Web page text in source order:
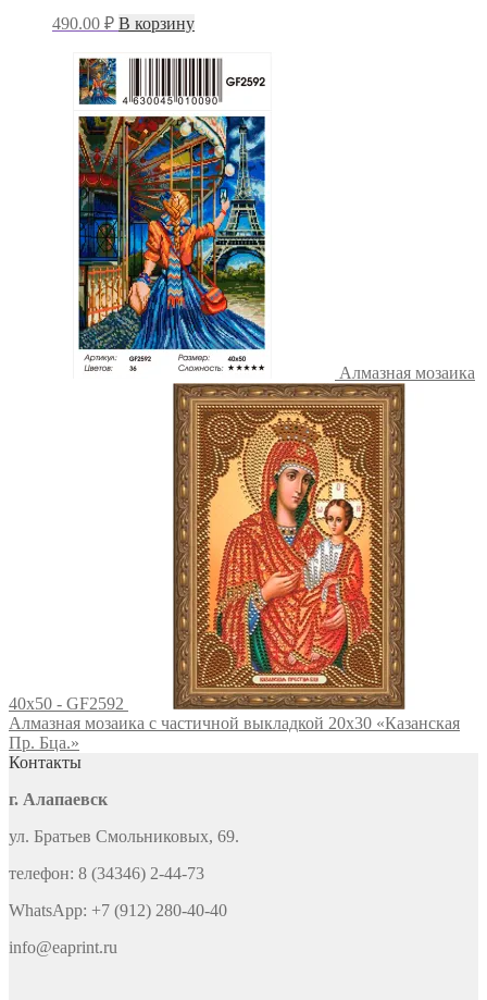
490.00 ₽ В корзину
Алмазная мозаика
40x50 - GF2592
Алмазная мозаика с частичной выкладкой 20х30 «Казанская
Пр. Бца.»
Контакты
г. Алапаевск
ул. Братьев Смольниковых, 69.
телефон: 8 (34346) 2-44-73
WhatsApp: +7 (912) 280-40-40
info@eaprint.ru